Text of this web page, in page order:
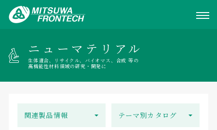
ニューマテリアル
生体適合、リサイクル、バイオマス、合成 等の
高機能性材料領域の研究・開発に
関連製品情報 テーマ別カタログ